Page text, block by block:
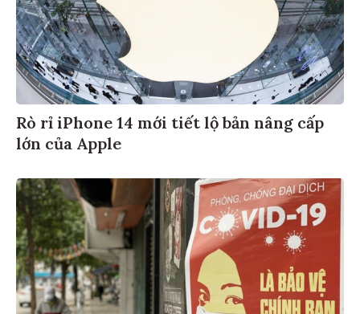
Rò rỉ iPhone 14 mới tiết lộ bản nâng cấp
lớn của Apple